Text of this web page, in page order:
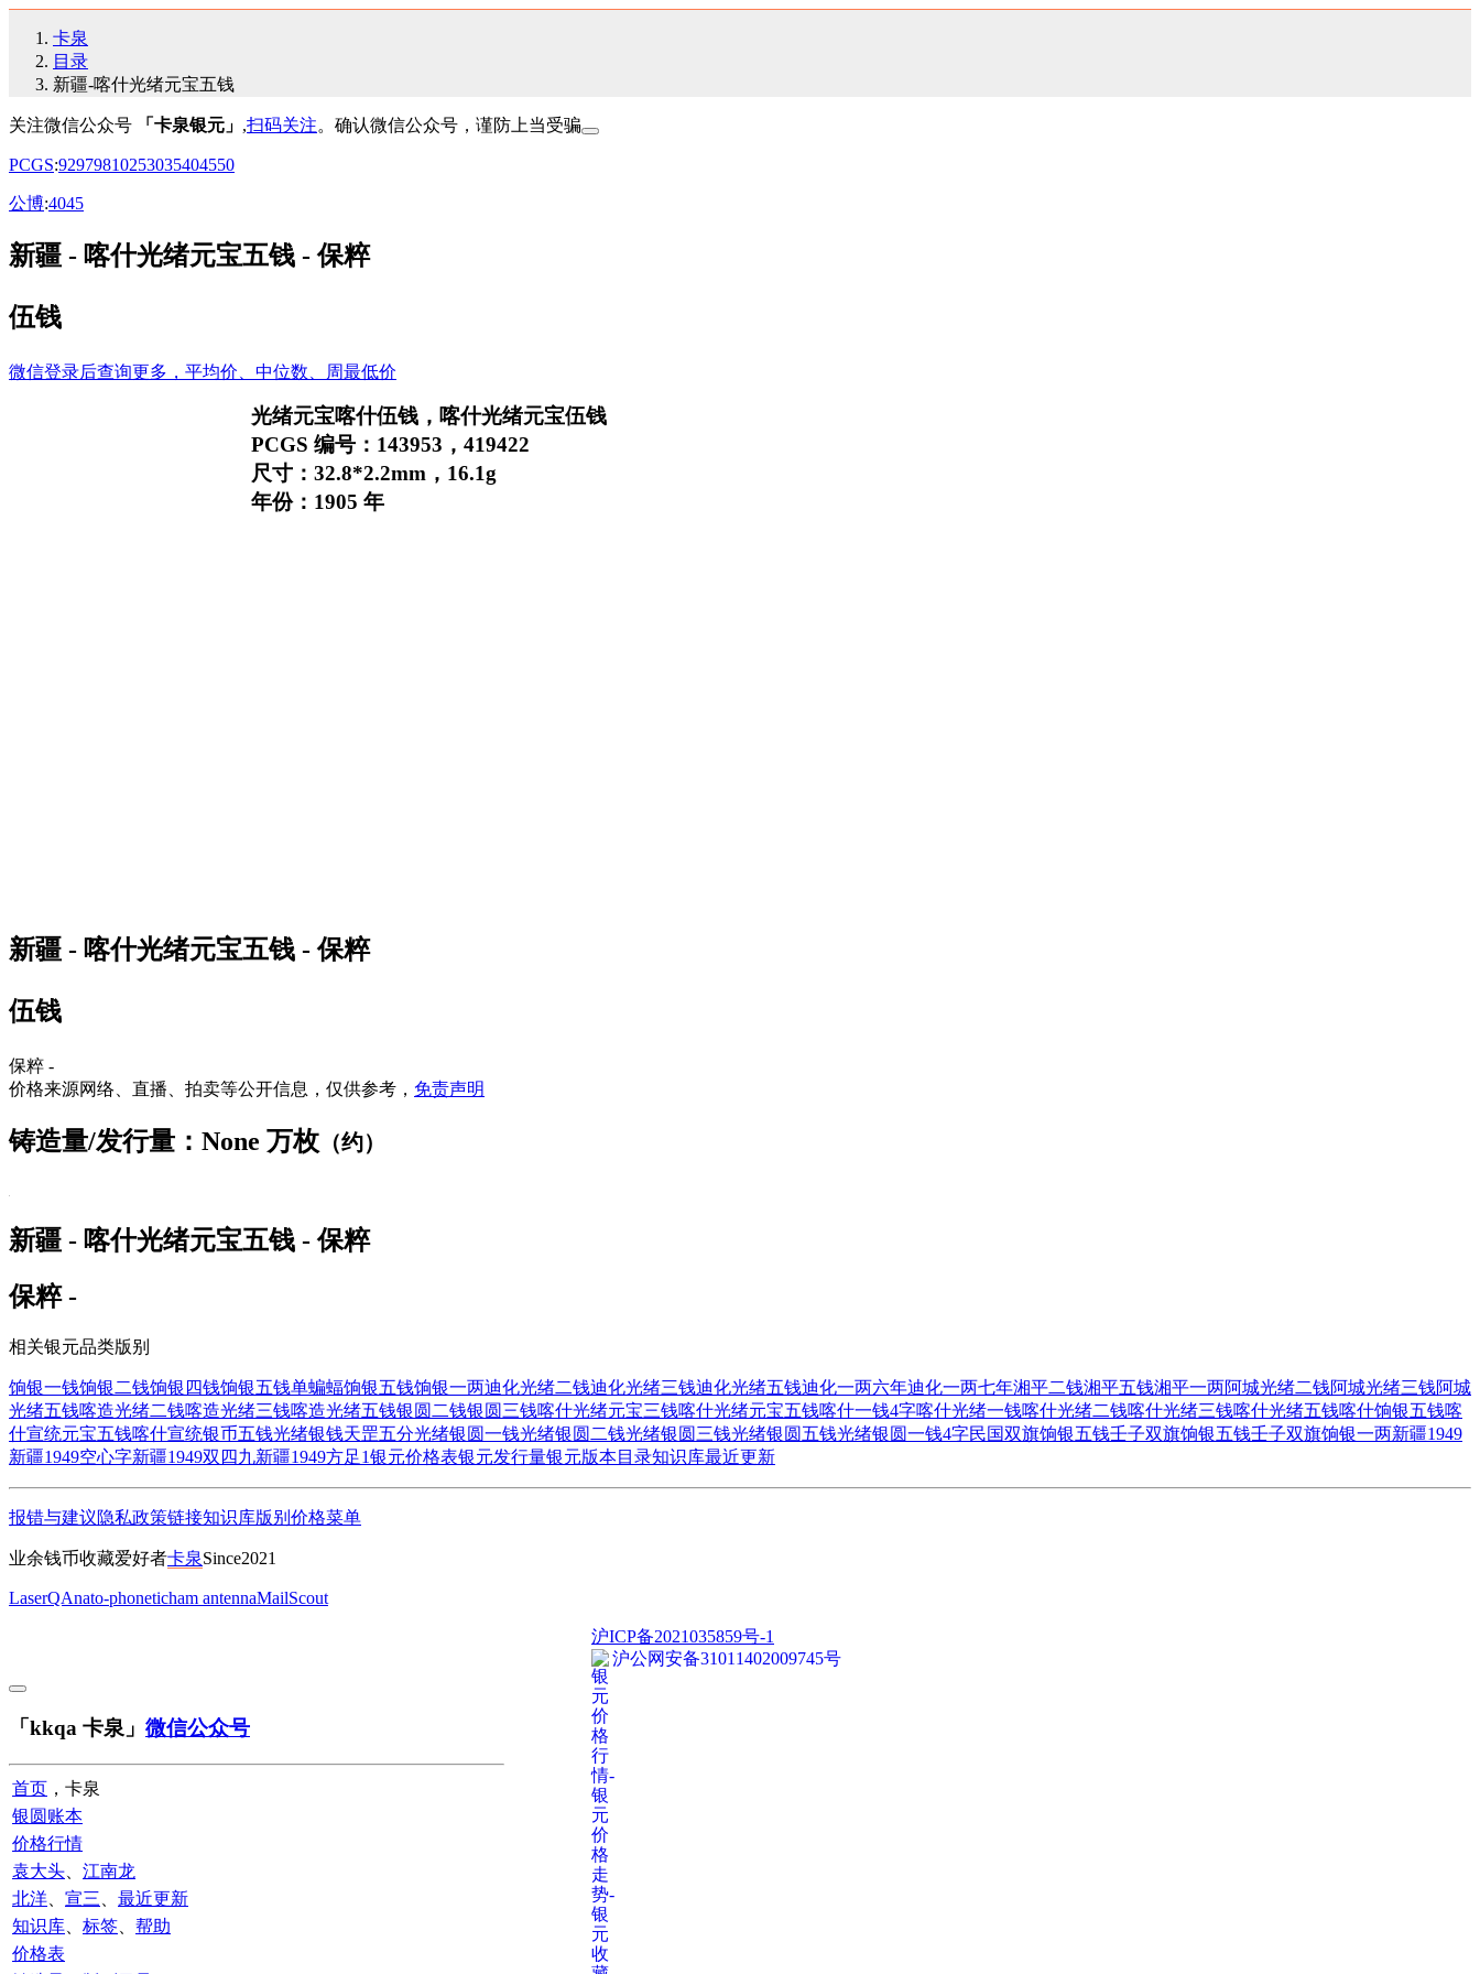
卡泉
目录
新疆-喀什光绪元宝五钱
关注微信公众号 「卡泉银元」 ,扫码关注。确认微信公众号，谨防上当受骗
PCGS:92979810253035404550
公博:4045
新疆 - 喀什光绪元宝五钱 - 保粹
伍钱
微信登录后查询更多，平均价、中位数、周最低价
光绪元宝喀什伍钱，喀什光绪元宝伍钱
PCGS 编号：143953，419422
尺寸：32.8*2.2mm，16.1g
年份：1905 年
新疆 - 喀什光绪元宝五钱 - 保粹
伍钱
保粹 -
价格来源网络、直播、拍卖等公开信息，仅供参考， 免责声明
铸造量/发行量：None 万枚 （约）
新疆 - 喀什光绪元宝五钱 - 保粹
保粹 -
相关银元品类版别
饷银一钱饷银二钱饷银四钱饷银五钱单蝙蝠饷银五钱饷银一两迪化光绪二钱迪化光绪三钱迪化光绪五钱迪化一两六年迪化一两七年湘平二钱湘平五钱湘平一两阿城光绪二钱阿城光绪三钱阿城
光绪五钱喀造光绪二钱喀造光绪三钱喀造光绪五钱银圆二钱银圆三钱喀什光绪元宝三钱喀什光绪元宝五钱喀什一钱4字喀什光绪一钱喀什光绪二钱喀什光绪三钱喀什光绪五钱喀什饷银五钱喀
什宣统元宝五钱喀什宣统银币五钱光绪银钱天罡五分光绪银圆一钱光绪银圆二钱光绪银圆三钱光绪银圆五钱光绪银圆一钱4字民国双旗饷银五钱壬子双旗饷银五钱壬子双旗饷银一两新疆1949
新疆1949空心字新疆1949双四九新疆1949方足1银元价格表银元发行量银元版本目录知识库最近更新
报错与建议隐私政策链接知识库版别 价格菜单
业余钱币收藏爱好者卡泉Since2021
LaserQAnato-phoneticham antennaMailScout
沪ICP备2021035859号-1
沪公网安备31011402009745号
「kkqa 卡泉」 微信公众号
首页 ，卡泉
银圆账本
价格行情
袁大头
江南龙
北洋
宣三
最近更新
知识库
标签
帮助
价格表